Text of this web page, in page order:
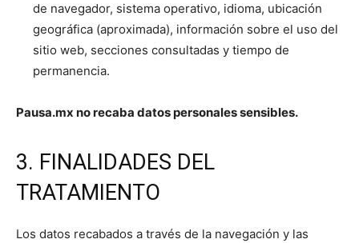
de navegador, sistema operativo, idioma, ubicación
geográfica (aproximada), información sobre el uso del
sitio web, secciones consultadas y tiempo de
permanencia.
Pausa.mx no recaba datos personales sensibles.
3. FINALIDADES DEL
TRATAMIENTO
Los datos recabados a través de la navegación y las